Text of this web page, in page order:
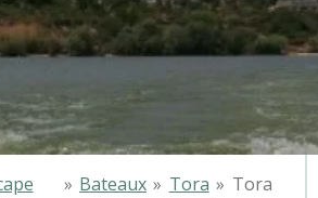
» Bateaux » Tora » Tora